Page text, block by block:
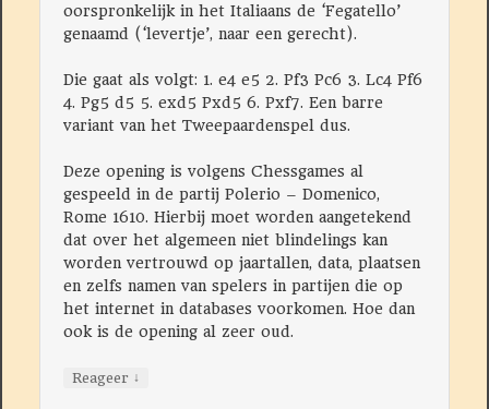
oorspronkelijk in het Italiaans de ‘Fegatello’
genaamd (‘levertje’, naar een gerecht).
Die gaat als volgt: 1. e4 e5 2. Pf3 Pc6 3. Lc4 Pf6
4. Pg5 d5 5. exd5 Pxd5 6. Pxf7. Een barre
variant van het Tweepaardenspel dus.
Deze opening is volgens Chessgames al
gespeeld in de partij Polerio – Domenico,
Rome 1610. Hierbij moet worden aangetekend
dat over het algemeen niet blindelings kan
worden vertrouwd op jaartallen, data, plaatsen
en zelfs namen van spelers in partijen die op
het internet in databases voorkomen. Hoe dan
ook is de opening al zeer oud.
Reageer ↓